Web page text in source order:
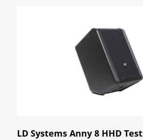
LD Systems Anny 8 HHD Test